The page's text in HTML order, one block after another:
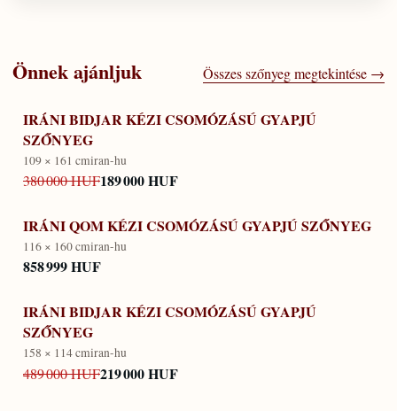
Önnek ajánljuk Összes szőnyeg megtekintése →
IRÁNI BIDJAR KÉZI CSOMÓZÁSÚ GYAPJÚ
SZŐNYEG
109 × 161 cmiran-hu
380 000 HUF189 000 HUF
IRÁNI QOM KÉZI CSOMÓZÁSÚ GYAPJÚ SZŐNYEG
116 × 160 cmiran-hu
858 999 HUF
IRÁNI BIDJAR KÉZI CSOMÓZÁSÚ GYAPJÚ
SZŐNYEG
158 × 114 cmiran-hu
489 000 HUF219 000 HUF